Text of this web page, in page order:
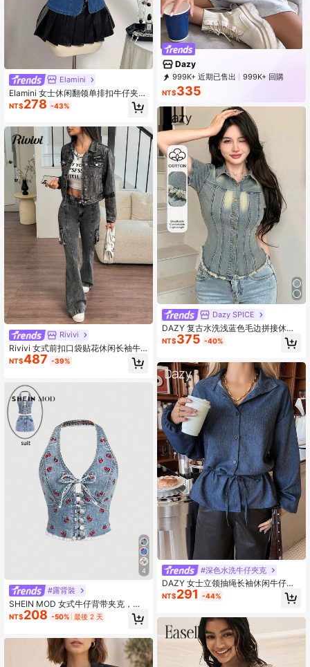
Elamini
Elamini 女士休闲翻领单排扣牛仔夹
克，日常百搭
NT$278 -43%
Rivivi
Rivivi 女式前扣口袋贴花休闲长袖牛
仔夹克
NT$487 -39%
4
#露背裝
SHEIN MOD 女式牛仔背带夹克，正
面饰有系带和樱桃图案
NT$208 -50% 最後 2 天
Dazy
999K+ 近期已售出
999K+ 回購
6.6M 訂閱
NT$335
Dazy SPICE
DAZY 复古水洗浅蓝色毛边拼接休闲
甜美少女风修身宽松度假街头风轻薄
户外短袖女式牛仔外套，适合春夏Y2
NT$375 -40%
#深色水洗牛仔夾克
DAZY 女士立领抽绳长袖休闲牛仔夹
克外套
NT$291 -44%